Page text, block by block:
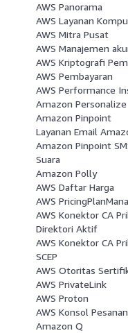
AWS Panorama
AWS Layanan
AWS Mitra Pusat
AWS Manajemen
AWS Kriptografi
AWS Pembayaran
AWS Performance
Amazon Personalize
Amazon Pinpoint
Layanan Email
Amazon Pinpoint
Suara
Amazon Polly
AWS Daftar Harga
AWS
AWS Konektor CA
Direktori Aktif
AWS Konektor CA
SCEP
AWS Otoritas
AWS PrivateLink
AWS Proton
AWS Konsol
Amazon Q